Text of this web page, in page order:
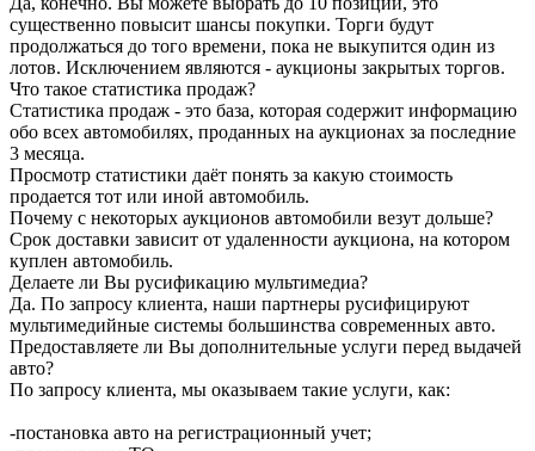
существенно повысит шансы покупки. Торги будут
продолжаться до того времени, пока не выкупится один из
лотов. Исключением являются - аукционы закрытых торгов.
Что такое статистика продаж?
Статистика продаж - это база, которая содержит информацию
обо всех автомобилях, проданных на аукционах за последние
3 месяца.
Просмотр статистики даёт понять за какую стоимость
продается тот или иной автомобиль.
Почему с некоторых аукционов автомобили везут дольше?
Срок доставки зависит от удаленности аукциона, на котором
куплен автомобиль.
Делаете ли Вы русификацию мультимедиа?
Да. По запросу клиента, наши партнеры русифицируют
мультимедийные системы большинства современных авто.
Предоставляете ли Вы дополнительные услуги перед выдачей
авто?
По запросу клиента, мы оказываем такие услуги, как:
-постановка авто на регистрационный учет;